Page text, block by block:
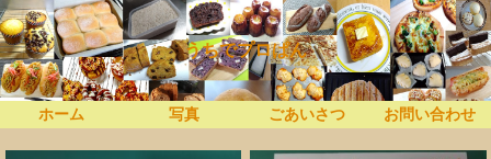
うちでプロぱん
ホーム 写真 ごあいさつ お問い合わせ